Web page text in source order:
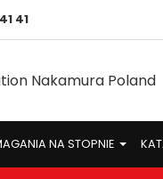
41
NA STOPNIE